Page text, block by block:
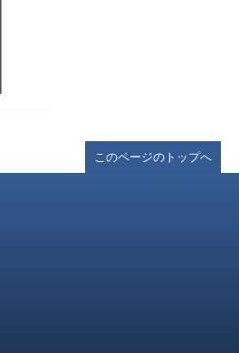
このページのトップへ